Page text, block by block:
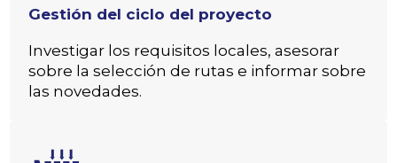
Gestión del ciclo del proyecto
Investigar los requisitos locales, asesorar
sobre la selección de rutas e informar sobre
las novedades.